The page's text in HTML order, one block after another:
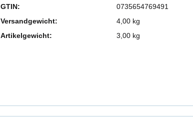
GTIN:
0735654769491
Versandgewicht:
4,00 kg
Artikelgewicht:
3,00 kg